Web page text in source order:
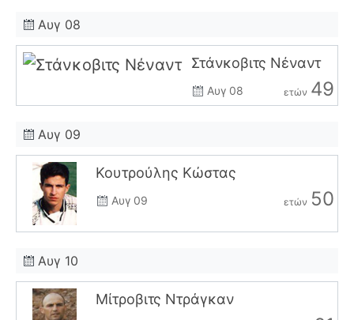
Αυγ 08
Στάνκοβιτς Νέναντ
Αυγ 08 ετών 49
Αυγ 09
Κουτρούλης Κώστας
Αυγ 09 ετών 50
Αυγ 10
Μίτροβιτς Ντράγκαν